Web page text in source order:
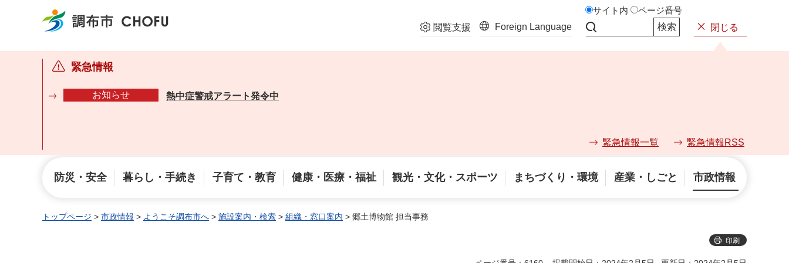
調布市 閲覧支援 Foreign Language
サイト内 ページ番号
閉じる
緊急情報
お知らせ 熱中症警戒アラート発令中
緊急情報一覧 緊急情報RSS
防災・安全 暮らし・手続き 子育て・教育 健康・医療・福祉 観光・文化・スポーツ まちづくり・環境 産業・しごと 市政情報
トップページ > 市政情報 > ようこそ調布市へ > 施設案内・検索 > 組織・窓口案内 > 郷土博物館 担当事務
印刷